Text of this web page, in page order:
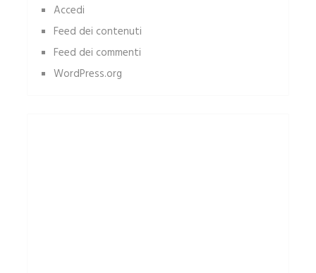
Accedi
Feed dei contenuti
Feed dei commenti
WordPress.org